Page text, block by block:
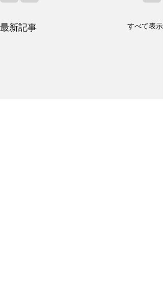
最新記事 すべて表示